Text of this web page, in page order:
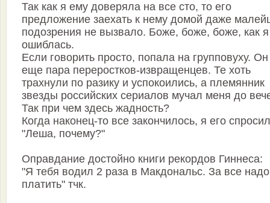
Так как я ему доверяла на все сто, то его
предложение заехать к нему домой даже
подозрения не вызвало. Боже, боже, боже, как я
ошиблась.
Если говорить просто, попала на групповуху.
еще пара переростков-извращенцев. Те хоть
трахнули по разику и успокоились, а племянник
звезды российских сериалов мучал меня до
Так при чем здесь жадность?
Когда наконец-то все закончилось, я его
"Леша, почему?"
Оправдание достойно книги рекордов Гиннеса:
"Я тебя водил 2 раза в Макдональс. За все надо
платить" тчк.